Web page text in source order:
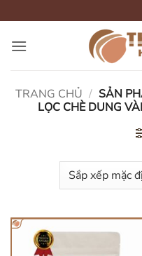
qua
nội
TRANG CHỦ / SẢN
LỌC CHÈ DUNG